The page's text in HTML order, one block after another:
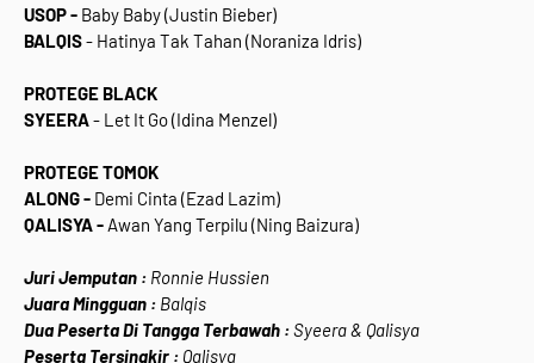
USOP - Baby Baby (Justin Bieber)
BALQIS- Hatinya Tak Tahan (Noraniza Idris)
PROTEGE BLACK
SYEERA- Let It Go (Idina Menzel)
PROTEGE TOMOK
ALONG - Demi Cinta (Ezad Lazim)
QALISYA - Awan Yang Terpilu (Ning Baizura)
Juri Jemputan : Ronnie Hussien
Juara Mingguan : Balqis
Dua Peserta Di Tangga Terbawah :Syeera & Qalisya
Peserta Tersingkir : Qalisya